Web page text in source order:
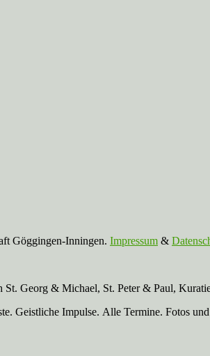
Göggingen-Inningen. Impressum &
St. Georg & Michael, St. Peter & Paul,
Geistliche Impulse. Alle Termine. Fotos